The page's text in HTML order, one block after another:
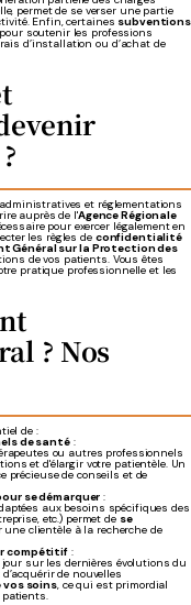
permet de se verser une partie
Enfin, certaines subventions
soutenir les professions
d’installation ou d’achat de
et réglementations
auprès de l'Agence Régionale
pour exercer légalement en
les règles de confidentialité
Général sur la Protection des
de vos patients. Vous êtes
pratique professionnelle et les
? Nos
de :
de santé:
ou autres professionnels
et d'élargir votre patientèle. Un
précieuse de conseils et de
se démarquer :
aux besoins spécifiques des
etc.) permet de se
clientèle à la recherche de
compétitif:
sur les dernières évolutions du
de nouvelles
soins, ce qui est primordial
patients.